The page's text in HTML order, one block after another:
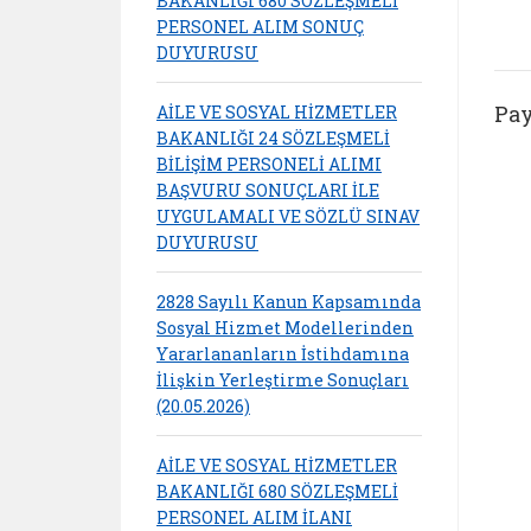
PERSONEL ALIM SONUÇ
DUYURUSU
AİLE VE SOSYAL HİZMETLER
BAKANLIĞI 24 SÖZLEŞMELİ
BİLİŞİM PERSONELİ ALIMI
BAŞVURU SONUÇLARI İLE
UYGULAMALI VE SÖZLÜ SINAV
DUYURUSU
2828 Sayılı Kanun Kapsamında
Sosyal Hizmet Modellerinden
Yararlananların İstihdamına
İlişkin Yerleştirme Sonuçları
(20.05.2026)
AİLE VE SOSYAL HİZMETLER
BAKANLIĞI 680 SÖZLEŞMELİ
PERSONEL ALIM İLANI